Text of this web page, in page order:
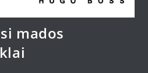
mados